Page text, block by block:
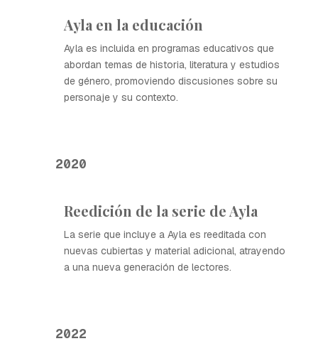
Ayla en la educación
Ayla es incluida en programas educativos que
abordan temas de historia, literatura y estudios
de género, promoviendo discusiones sobre su
personaje y su contexto.
2020
Reedición de la serie de Ayla
La serie que incluye a Ayla es reeditada con
nuevas cubiertas y material adicional, atrayendo
a una nueva generación de lectores.
2022